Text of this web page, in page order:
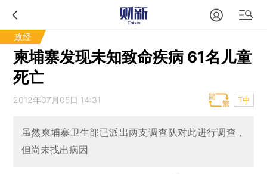
政经
柬埔寨发现未知致命疾病 61名儿童
死亡
2012年07月05日 14:31 T中
虽然柬埔寨卫生部已派出两支调查队对此进行调查，
但尚未找出病因